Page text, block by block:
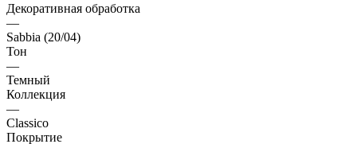
Декоративная обработка
—
Sabbia (20/04)
Тон
—
Темный
Коллекция
—
Classico
Покрытие